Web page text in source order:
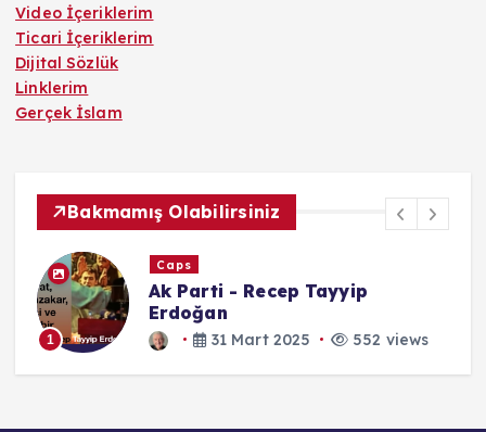
Video İçeriklerim
Ticari İçeriklerim
Dijital Sözlük
Linklerim
Gerçek İslam
Bakmamış Olabilirsiniz
1
Caps
Ak Parti - Recep Tayyip
Erdoğan
31 Mart 2025 552 views